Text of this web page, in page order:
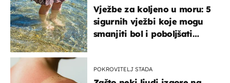
Vježbe za koljeno u moru: 5
sigurnih vježbi koje mogu
smanjiti bol i poboljšati
POKROVITELJ STADA